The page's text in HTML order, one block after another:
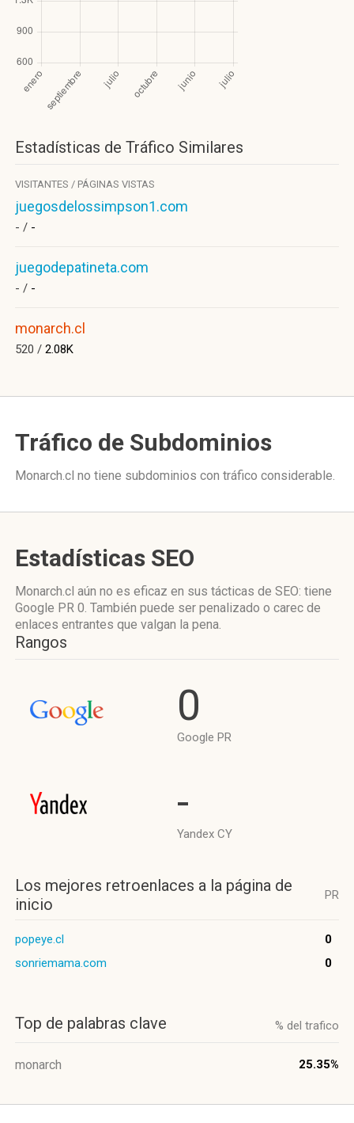
Estadísticas de Tráfico Similares
VISITANTES / PÁGINAS VISTAS
juegosdelossimpson1.com
- / -
juegodepatineta.com
- / -
monarch.cl
520 / 2.08K
Tráfico de Subdominios
Monarch.cl no tiene subdominios con tráfico considerable.
Estadísticas SEO
Monarch.cl aún no es eficaz en sus tácticas de SEO: tiene
Google PR 0. También puede ser penalizado o carec de
enlaces entrantes que valgan la pena.
Rangos
0
Google PR
-
Yandex CY
Los mejores retroenlaces a la página de
inicio
PR
popeye.cl
0
sonriemama.com
0
Top de palabras clave % del trafico
monarch 25.35%